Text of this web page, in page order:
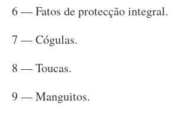
6 — Fatos de protecção integral.
7 — Cógulas.
8 — Toucas.
9 — Manguitos.